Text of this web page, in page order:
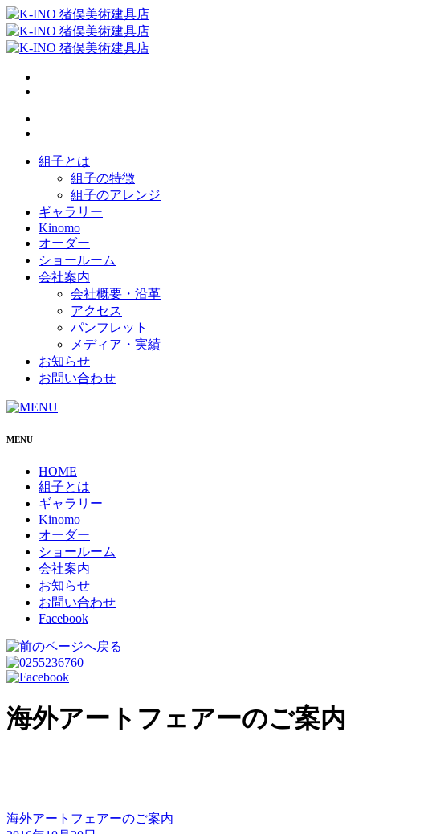
組子とは
組子の特徴
組子のアレンジ
ギャラリー
Kinomo
オーダー
ショールーム
会社案内
会社概要・沿革
アクセス
パンフレット
メディア・実績
お知らせ
お問い合わせ
MENU
HOME
組子とは
ギャラリー
Kinomo
オーダー
ショールーム
会社案内
お知らせ
お問い合わせ
Facebook
海外アートフェアーのご案内
海外アートフェアーのご案内